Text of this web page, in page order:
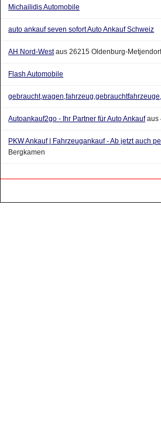
Michailidis Automobile
auto ankauf seven sofort Auto Ankauf Schweiz
AH Nord-Westaus 26215 Oldenburg-
Flash Automobile
Autoankauf2go - Ihr Partner für Auto Ankaufaus
PKW Ankauf | Fahrzeugankauf - Ab jetzt auch
Bergkamen